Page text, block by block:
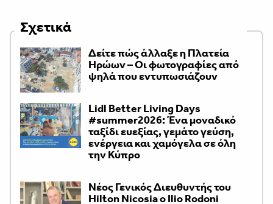
Σχετικά
Δείτε πώς άλλαξε η Πλατεία
Ηρώων – Οι φωτογραφίες από
ψηλά που εντυπωσιάζουν
Lidl Better Living Days
#summer2026: Ένα μοναδικό
ταξίδι ευεξίας, γεμάτο γεύση,
ενέργεια και χαμόγελα σε όλη
την Κύπρο
Νέος Γενικός Διευθυντής του
Hilton Nicosia ο Ilio Rodoni